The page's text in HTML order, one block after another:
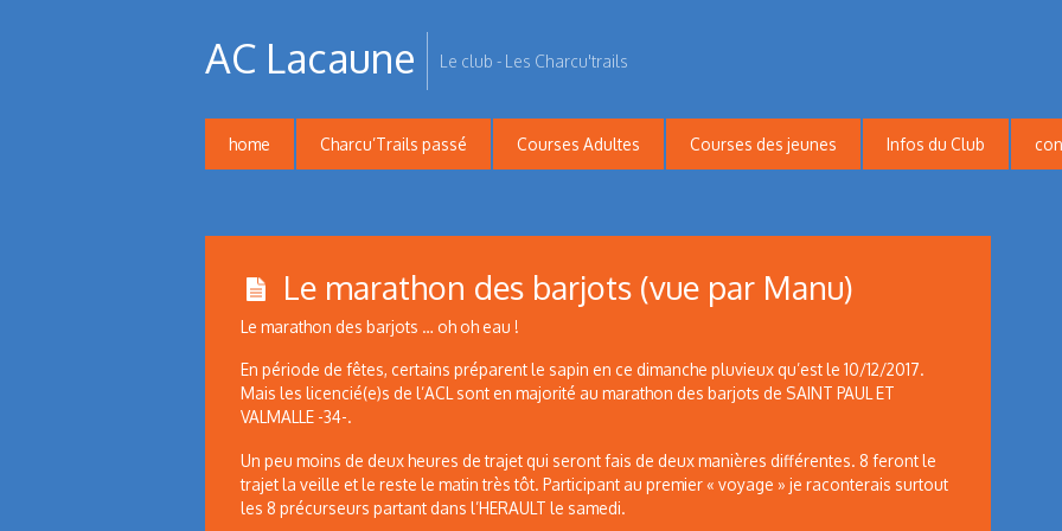
AC Lacaune Le club - Les Charcu'trails
home Charcu’Trails passé Courses Adultes Courses des jeunes Infos du Club
Le marathon des barjots (vue par Manu)
Le marathon des barjots … oh oh eau !
En période de fêtes, certains préparent le sapin en ce dimanche pluvieux qu’est le 10/12/2017.
Mais les licencié(e)s de l’ACL sont en majorité au marathon des barjots de SAINT PAUL ET
VALMALLE -34-.
Un peu moins de deux heures de trajet qui seront fais de deux manières différentes. 8 feront le
trajet la veille et le reste le matin très tôt. Participant au premier « voyage » je raconterais surtout
les 8 précurseurs partant dans l’HERAULT le samedi.